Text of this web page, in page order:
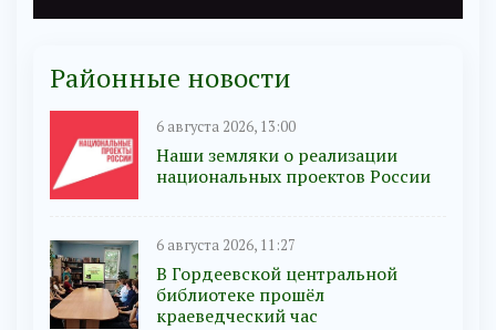
Районные новости
6 августа 2026, 13:00
Наши земляки о реализации
национальных проектов России
6 августа 2026, 11:27
В Гордеевской центральной
библиотеке прошёл
краеведческий час